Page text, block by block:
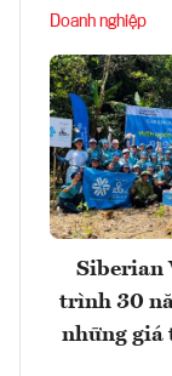
Doanh nghiệp
Siberian
trình 30
những giá